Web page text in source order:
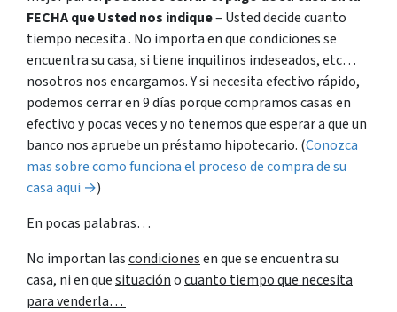
FECHAque Usted nos indique– Usted decide cuanto
tiempo necesita . No importa en que condiciones se
encuentra su casa, si tiene inquilinos indeseados, etc…
nosotros nos encargamos. Y si necesita efectivo rápido,
podemos cerrar en 9 días porque compramos casas en
efectivo y pocas veces y no tenemos que esperar a que un
banco nos apruebe un préstamo hipotecario. (Conozca
mas sobre como funciona el proceso de compra de su
casa aqui →)
En pocas palabras…
No importan lascondicionesen que se encuentra su
casa, ni en quesituaciónocuanto tiempo que necesita
para venderla…